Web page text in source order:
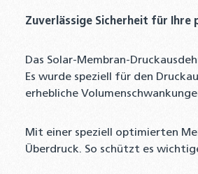
Zuverlässige Sicherheit für Ihre
Das Solar-Membran-
Es wurde speziell für den
erhebliche
Mit einer speziell optimierten
Überdruck. So schützt es